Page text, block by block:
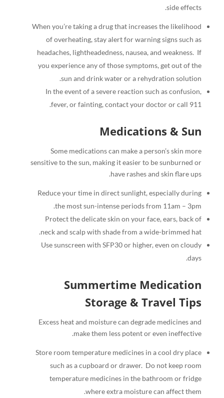
side effects.
When you’re taking a drug that increases the likelihood
of overheating, stay alert for warning signs such as
headaches, lightheadedness, nausea, and weakness. If
you experience any of those symptoms, get out of the
sun and drink water or a rehydration solution.
In the event of a severe reaction such as confusion,
fever, or fainting, contact your doctor or call 911.
Medications & Sun
Some medications can make a person’s skin more
sensitive to the sun, making it easier to be sunburned or
have rashes and skin flare ups.
Reduce your time in direct sunlight, especially during
the most sun-intense periods from 11am – 3pm.
Protect the delicate skin on your face, ears, back of
neck and scalp with shade from a wide-brimmed hat.
Use sunscreen with SFP30 or higher, even on cloudy
days.
Summertime Medication
Storage & Travel Tips
Excess heat and moisture can degrade medicines and
make them less potent or even ineffective.
Store room temperature medicines in a cool dry place
such as a cupboard or drawer. Do not keep room
temperature medicines in the bathroom or fridge
where extra moisture can affect them.